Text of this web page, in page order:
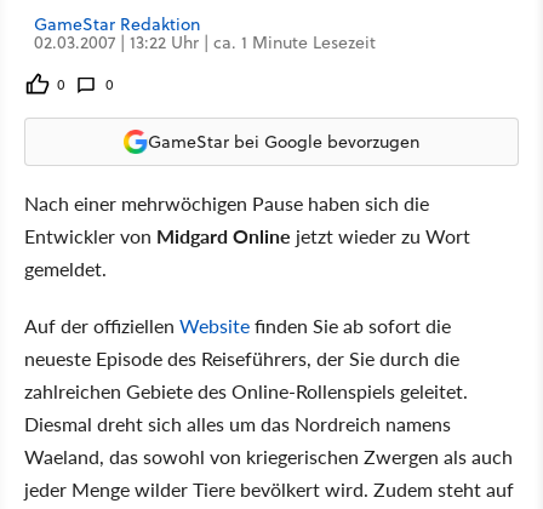
GameStar Redaktion
02.03.2007 | 13:22 Uhr | ca. 1 Minute Lesezeit
0 0
GameStar bei Google bevorzugen
Nach einer mehrwöchigen Pause haben sich die
Entwickler von Midgard Online jetzt wieder zu Wort
gemeldet.
Auf der offiziellen Websitefinden Sie ab sofort die
neueste Episode des Reiseführers, der Sie durch die
zahlreichen Gebiete des Online-Rollenspiels geleitet.
Diesmal dreht sich alles um das Nordreich namens
Waeland, das sowohl von kriegerischen Zwergen als auch
jeder Menge wilder Tiere bevölkert wird. Zudem steht auf